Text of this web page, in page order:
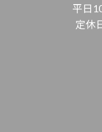
平日
定休